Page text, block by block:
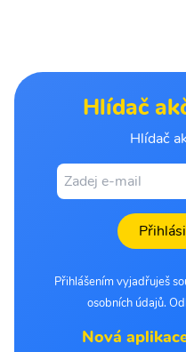
Hlídač
Hlídač
Přihlášením vyjadřuješ
osobních údajů.
Nová